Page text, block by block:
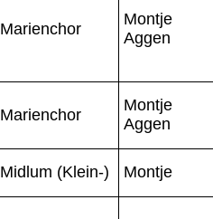
Marienchor
Montje
Aggen
Marienchor
Montje
Aggen
Midlum (Klein-) Montje